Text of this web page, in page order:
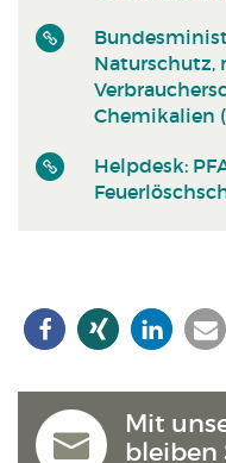
Naturschutz,
Chemikalien
Helpdesk:
Mit
bleiben